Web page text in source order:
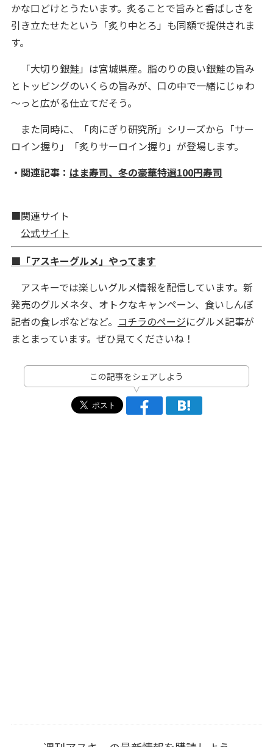
かな口どけとうたいます。炙ることで旨みと香ばしさを
引き立たせたという「炙り中とろ」も同額で提供されま
す。
「大切り銀鮭」は宮城県産。脂のりの良い銀鮭の旨み
とトッピングのいくらの旨みが、口の中で一緒にじゅわ
～っと広がる仕立てだそう。
また同時に、「肉にぎり研究所」シリーズから「サー
ロイン握り」「炙りサーロイン握り」が登場します。
・関連記事： はま寿司、冬の豪華特選100円寿司
■関連サイト
公式サイト
■「アスキーグルメ」やってます
アスキーでは楽しいグルメ情報を配信しています。新
発売のグルメネタ、オトクなキャンペーン、食いしんぼ
記者の食レポなどなど。 コチラのページにグルメ記事が
まとまっています。ぜひ見てくださいね！
この記事をシェアしよう